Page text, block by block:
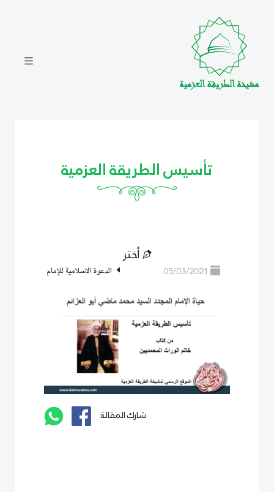
تأسيس الطريقة العزمية
أختر
05/03/2021 الدعوة الاسلامية للإمام
شارك المقالة: